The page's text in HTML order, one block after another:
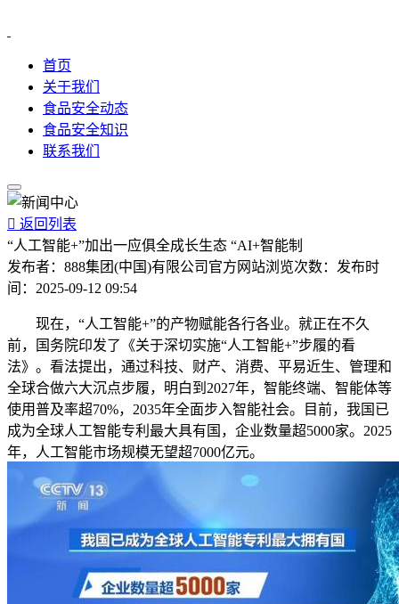
首页
关于我们
食品安全动态
食品安全知识
联系我们
 返回列表
“人工智能+”加出一应俱全成长生态 “AI+智能制
发布者： 888集团(中国)有限公司官方网站浏览次数： 发布时
间： 2025-09-12 09:54
现在，“人工智能+”的产物赋能各行各业。就正在不久
前，国务院印发了《关于深切实施“人工智能+”步履的看
法》。看法提出，通过科技、财产、消费、平易近生、管理和
全球合做六大沉点步履，明白到2027年，智能终端、智能体等
使用普及率超70%，2035年全面步入智能社会。目前，我国已
成为全球人工智能专利最大具有国，企业数量超5000家。2025
年，人工智能市场规模无望超7000亿元。